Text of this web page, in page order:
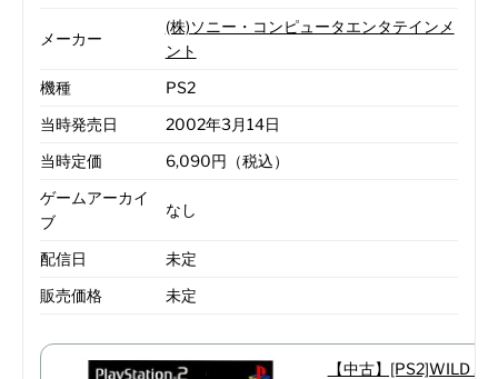
メーカー
(株)ソニー・コンピュータエンタテインメ
ント
機種
PS2
当時発売日
2002年3月14日
当時定価
6,090円（税込）
ゲームアーカイ
ブ
なし
配信日
未定
販売価格
未定
【中古】[PS2]WILD